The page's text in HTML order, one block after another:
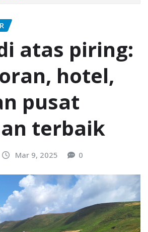
аtаѕ piring:
hotel,
рuѕаt
tеrbаіk
Mar 9, 2025 0